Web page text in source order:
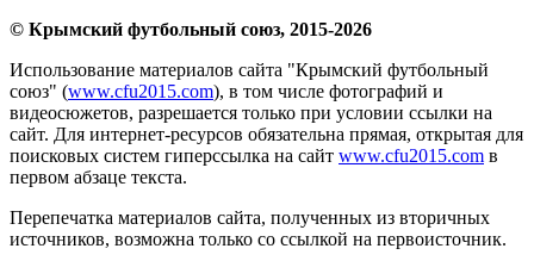
© Крымский футбольный союз, 2015-2026
Использование материалов сайта "Крымский футбольный
союз" (www.cfu2015.com), в том числе фотографий и
видеосюжетов, разрешается только при условии ссылки на
сайт. Для интернет-ресурсов обязательна прямая, открытая для
поисковых систем гиперссылка на сайт www.cfu2015.com в
первом абзаце текста.
Перепечатка материалов сайта, полученных из вторичных
источников, возможна только со ссылкой на первоисточник.